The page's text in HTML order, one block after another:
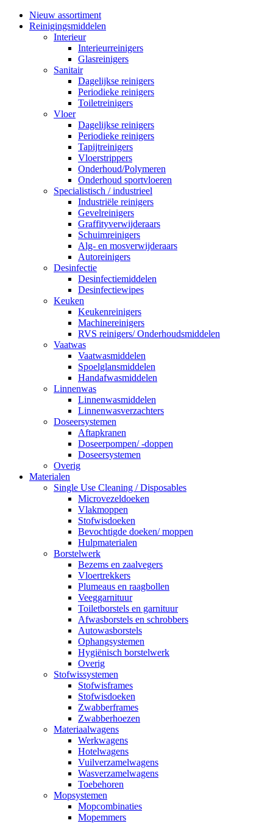
Nieuw assortiment
Reinigingsmiddelen
Interieur
Interieurreinigers
Glasreinigers
Sanitair
Dagelijkse reinigers
Periodieke reinigers
Toiletreinigers
Vloer
Dagelijkse reinigers
Periodieke reinigers
Tapijtreinigers
Vloerstrippers
Onderhoud/Polymeren
Onderhoud sportvloeren
Specialistisch / industrieel
Industriële reinigers
Gevelreinigers
Graffityverwijderaars
Schuimreinigers
Alg- en mosverwijderaars
Autoreinigers
Desinfectie
Desinfectiemiddelen
Desinfectiewipes
Keuken
Keukenreinigers
Machinereinigers
RVS reinigers/ Onderhoudsmiddelen
Vaatwas
Vaatwasmiddelen
Spoelglansmiddelen
Handafwasmiddelen
Linnenwas
Linnenwasmiddelen
Linnenwasverzachters
Doseersystemen
Aftapkranen
Doseerpompen/ -doppen
Doseersystemen
Overig
Materialen
Single Use Cleaning / Disposables
Microvezeldoeken
Vlakmoppen
Stofwisdoeken
Bevochtigde doeken/ moppen
Hulpmaterialen
Borstelwerk
Bezems en zaalvegers
Vloertrekkers
Plumeaus en raagbollen
Veeggarnituur
Toiletborstels en garnituur
Afwasborstels en schrobbers
Autowasborstels
Ophangsystemen
Hygiënisch borstelwerk
Overig
Stofwissystemen
Stofwisframes
Stofwisdoeken
Zwabberframes
Zwabberhoezen
Materiaalwagens
Werkwagens
Hotelwagens
Vuilverzamelwagens
Wasverzamelwagens
Toebehoren
Mopsystemen
Mopcombinaties
Mopemmers